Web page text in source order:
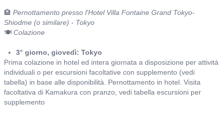
🏨 Pernottamento presso l'Hotel Villa Fontaine Grand Tokyo-
Shiodme (o similare) - Tokyo
🍽️ Colazione
3° giorno, giovedì: Tokyo
Prima colazione in hotel ed intera giornata a disposizione per attività
individuali o per escursioni facoltative con supplemento (vedi
tabella) in base alle disponibilità. Pernottamento in hotel. Visita
facoltativa di Kamakura con pranzo, vedi tabella escursioni per
supplemento